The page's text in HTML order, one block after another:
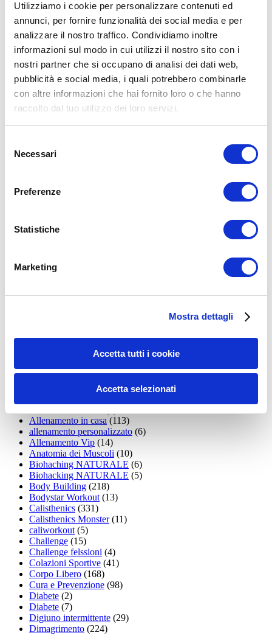
Utilizziamo i cookie per personalizzare contenuti ed
annunci, per fornire funzionalità dei social media e per
analizzare il nostro traffico. Condividiamo inoltre
informazioni sul modo in cui utilizzi il nostro sito con i
nostri partner che si occupano di analisi dei dati web,
pubblicità e social media, i quali potrebbero combinarle
con altre informazioni che hai fornito loro o che hanno
raccolto dal tuo utilizzo dei loro servizi.
delNecessari
Preferenze
Statistiche
Marketing
Mostra dettagli
Accetta tutti i cookie
Accetta selezionati
ALLENATI CON ME!
15WORKOUT
Allenamento aerobico(16)
Allenamento Donne(75)
Allenamento in casa (113)
allenamento personalizzato (6)
Allenamento Vip (14)
Anatomia dei Muscoli (10)
Biohaching NATURALE (6)
Biohacking NATURALE (5)
Body Building (218)
Bodystar Workout(13)
Calisthenics (331)
Calisthenics Monster(11)
caliworkout(5)
Challenge (15)
Challenge felssioni (4)
Colazioni Sportive (41)
Corpo Libero (168)
Cura e Prevenzione (98)
Diabete (2)
Diabete (7)
Digiuno intermittente (29)
Dimagrimento (224)